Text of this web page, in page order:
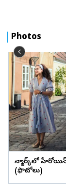
Photos
డెన్మార్క్‌లో
(ఫొటోలు)